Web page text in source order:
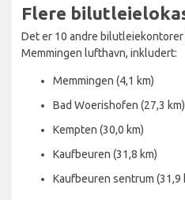
Flere
Det er 10 andre
Memmingen lufthavn, inkludert:
Memmingen (4,1 km)
Bad Woerishofen (27,3 km)
Kempten (30,0 km)
Kaufbeuren (31,8 km)
Kaufbeuren sentrum (31,9